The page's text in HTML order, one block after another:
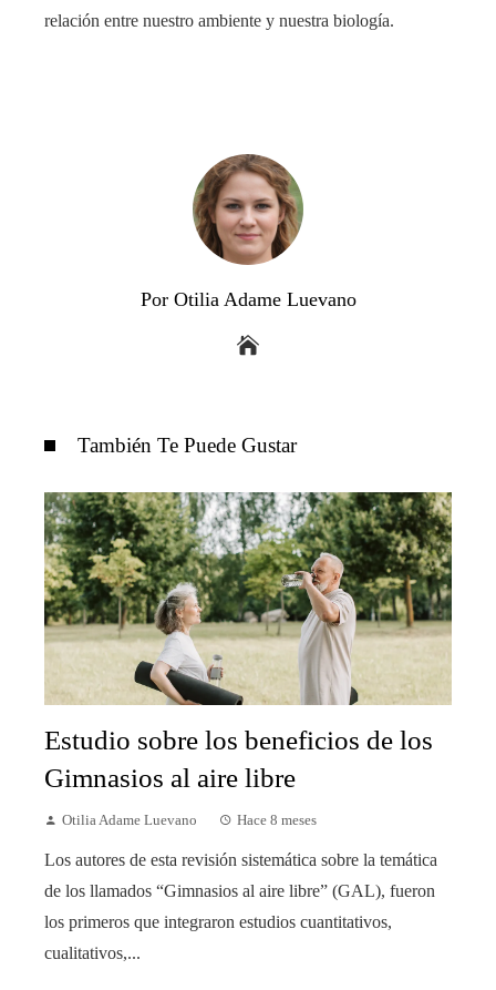
relación entre nuestro ambiente y nuestra biología.
Por Otilia Adame Luevano
También Te Puede Gustar
Estudio sobre los beneficios de los
Gimnasios al aire libre
Otilia Adame Luevano Hace 8 meses
Los autores de esta revisión sistemática sobre la temática
de los llamados “Gimnasios al aire libre” (GAL), fueron
los primeros que integraron estudios cuantitativos,
cualitativos,...